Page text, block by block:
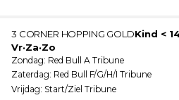
Ticketinformatie:
Dit ticket is geldig op: Vrijdag ·
Onoverdekte tribune
Genummerde zitplaatsen
3 CORNER HOPPING GOLDKind <
Vr·Za·Zo
Zondag Red Bull A Tribune
Zaterdag Red Bull F/G/H/I Tribune
Vrijdag Start/Ziel Tribune